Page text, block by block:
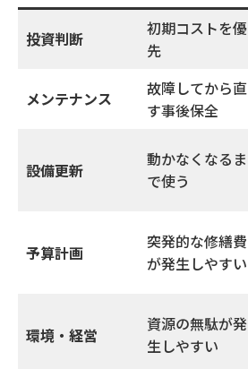
投資判断
初期コストを優
先
メンテナンス
故障してから直
す事後保全
設備更新
動かなくなるま
で使う
予算計画
突発的な修繕費
が発生しやすい
環境・経営
資源の無駄が発
生しやすい